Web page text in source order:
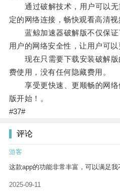
通过破解技术，用户可以无
定的网络连接，畅快观看高清视
蓝鲸加速器破解版不仅保证
用户的网络安全性，让用户可以
现在只需要下载安装破解版
费使用，没有任何隐藏费用。
享受更快速、更顺畅的网络
版开始！。
#37#
评论
游客
这款app的功能非常丰富，可以满足我
2025-09-11